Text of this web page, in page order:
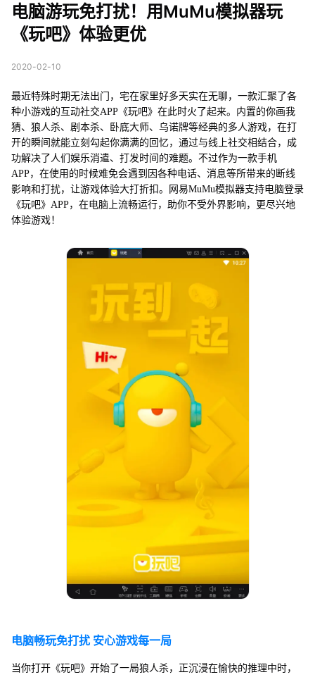
体验更优
电脑游玩免打扰！用MuMu模拟器玩
《玩吧》体验更优
2020-02-10
最近特殊时期无法出门，宅在家里好多天实在无聊，一款汇聚了各
种小游戏的互动社交APP《玩吧》在此时火了起来。内置的你画我
猜、狼人杀、剧本杀、卧底大师、乌诺牌等经典的多人游戏，在打
开的瞬间就能立刻勾起你满满的回忆，通过与线上社交相结合，成
功解决了人们娱乐消遣、打发时间的难题。不过作为一款手机
APP，在使用的时候难免会遇到因各种电话、消息等所带来的断线
影响和打扰，让游戏体验大打折扣。网易MuMu模拟器支持电脑登录
《玩吧》APP，在电脑上流畅运行，助你不受外界影响，更尽兴地
体验游戏！
电脑畅玩免打扰 安心游戏每一局
当你打开《玩吧》开始了一局狼人杀，正沉浸在愉快的推理中时，